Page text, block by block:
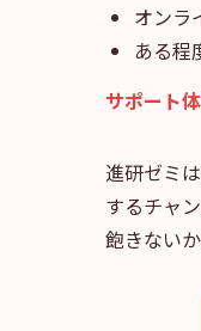
オンラ
ある程
サポート
進研ゼミ
するチャ
飽きない